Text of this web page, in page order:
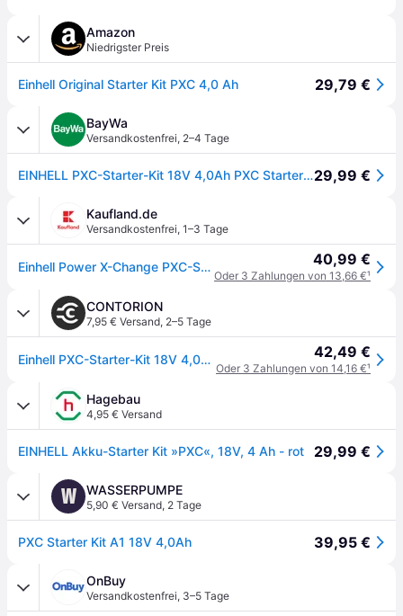
Amazon
Niedrigster Preis
Einhell Original Starter Kit PXC 4,0 Ah 29,79 €
BayWa
Versandkostenfrei, 2–4 Tage
EINHELL PXC-Starter-Kit 18V 4,0Ah PXC Starter Kit 1 inkl. Akku und Ladegerät29,99 €
Kaufland.de
Versandkostenfrei, 1–3 Tage
Einhell Power X-Change PXC-Starter-Kit 18V 4,0Ah PXC Starter Kit 1 40,99 €
Oder 3 Zahlungen von 13,66 €¹
CONTORION
7,95 € Versand, 2–5 Tage
Einhell PXC-Starter-Kit 18V 4,0Ah PXC Starter Kit 42,49 €
Oder 3 Zahlungen von 14,16 €¹
Hagebau
4,95 € Versand
EINHELL Akku-Starter Kit »PXC«, 18V, 4 Ah - rot 29,99 €
W WASSERPUMPE
5,90 € Versand, 2 Tage
PXC Starter Kit A1 18V 4,0Ah 39,95 €
OnBuy
Versandkostenfrei, 3–5 Tage